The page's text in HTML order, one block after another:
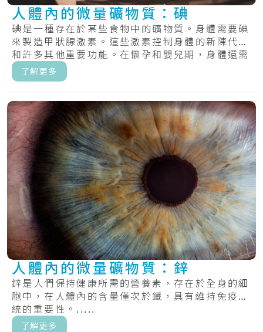
人體內的微量礦物質：碘
碘是一種存在於某些食物中的礦物質。身體需要碘
來製造甲狀腺激素。這些激素控制身體的新陳代謝
和許多其他重要功能。在懷孕和嬰兒期，身體還需
要甲.....
了解更多
人體內的微量礦物質：鋅
鋅是人們保持健康所需的營養素，存在於全身的細
胞中，在人體內的含量僅次於鐵，具有維持免疫系
統的重要性。.....
了解更多